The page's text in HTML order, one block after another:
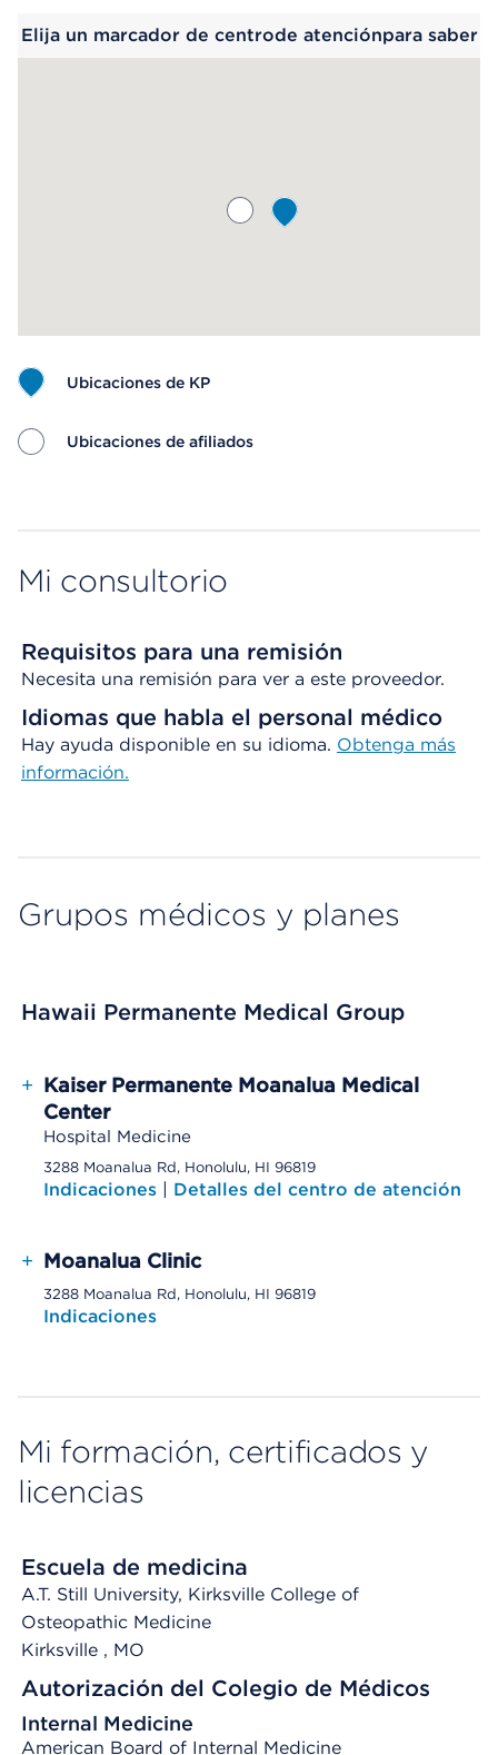
Elija un marcador de centrode atenciónpara saber
Ubicaciones de KP
Ubicaciones de afiliados
Mi consultorio
Requisitos para una remisión
Necesita una remisión para ver a este proveedor.
Idiomas que habla el personal médico
Hay ayuda disponible en su idioma. Obtenga más
información.
Grupos médicos y planes
Hawaii Permanente Medical Group
+ Kaiser Permanente Moanalua Medical
Center
Hospital Medicine
3288 Moanalua Rd, Honolulu, HI 96819
Indicaciones | Detalles del centro de atención
+ Moanalua Clinic
3288 Moanalua Rd, Honolulu, HI 96819
Indicaciones
Mi formación, certificados y
licencias
Escuela de medicina
A.T. Still University, Kirksville College of
Osteopathic Medicine
Kirksville , MO
Autorización del Colegio de Médicos
Internal Medicine
American Board of Internal Medicine